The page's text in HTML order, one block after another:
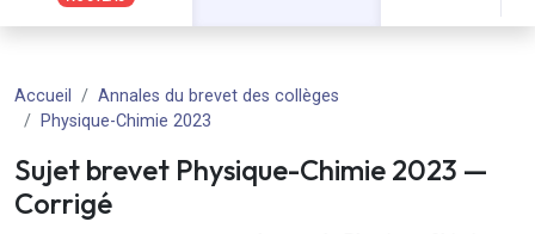
Accueil
Annales du brevet des collèges
Physique-Chimie 2023
Sujet brevet Physique-Chimie 2023 —
Corrigé